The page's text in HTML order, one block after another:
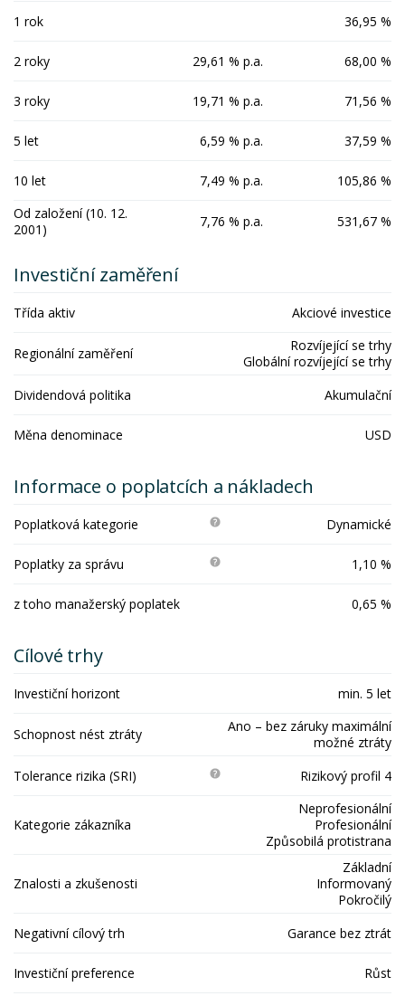
1 rok 36,95 %
2 roky 29,61 % p.a. 68,00 %
3 roky 19,71 % p.a. 71,56 %
5 let 6,59 % p.a. 37,59 %
10 let 7,49 % p.a.
105,86 %
Od založení (10. 12.
2001)
7,76 % p.a. 531,67 %
Investiční zaměření
Třída aktiv Akciové investice
Regionální zaměření
Rozvíjející se trhy
Globální rozvíjející se trhy
Dividendová politika
Akumulační
Měna denominace USD
Informace o poplatcích a nákladech
Poplatková kategorie Dynamické
Poplatky za správu 1,10 %
z toho manažerský poplatek 0,65 %
Cílové trhy
Investiční horizont min. 5 let
Schopnost nést ztráty
Ano – bez záruky maximální
možné ztráty
Tolerance rizika (SRI)
Rizikový profil 4
Kategorie zákazníka
Neprofesionální
Profesionální
Způsobilá protistrana
Znalosti a zkušenosti
Základní
Informovaný
Pokročilý
Negativní cílový trh
Garance bez ztrát
Investiční preference Růst